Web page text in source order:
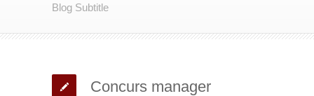
Blog Subtitle
Concurs manager